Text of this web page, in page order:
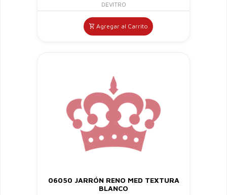
DEVITRO
Agregar al Carrito
06050 JARRÓN RENO MED TEXTURA
BLANCO